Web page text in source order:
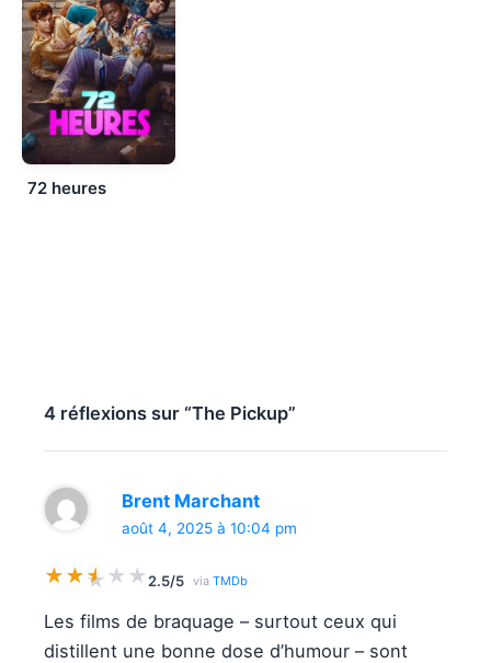
72 heures
4 réflexions sur “The Pickup”
Brent Marchant
août 4, 2025 à 10:04 pm
★★★
★ ★ ★ 2.5/5 via TMDb
Les films de braquage – surtout ceux qui
distillent une bonne dose d’humour – sont